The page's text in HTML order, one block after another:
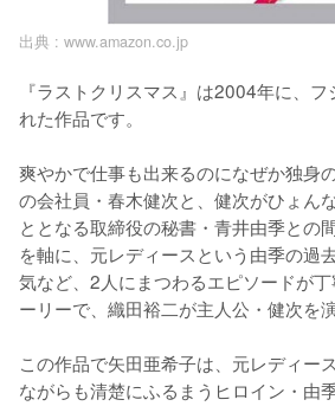
出典 : www.amazon.co.jp
『ラストクリスマス』は2004年に、
れた作品です。
爽やかで仕事も出来るのになぜか独身
の会社員・春木健次と、健次がひょん
ととなる取締役の秘書・青井由季との
を軸に、元レディースという由季の過
気など、2人にまつわるエピソードが
ーリーで、織田裕二が主人公・健次を
この作品で矢田亜希子は、元レディー
ながらも清楚にふるまうヒロイン・由